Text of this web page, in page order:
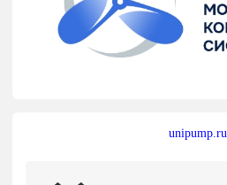
unipump.ru